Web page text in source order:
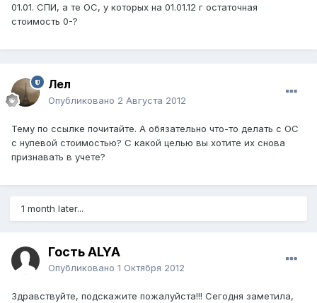
01.01. СПИ, а те ОС, у которых на 01.01.12 г остаточная
стоимость 0-?
Лел
Опубликовано 2 Августа 2012
Тему по ссылке почитайте. А обязательно что-то делать с ОС
с нулевой стоимостью? С какой целью вы хотите их снова
признавать в учете?
1 month later...
Гость ALYA
Опубликовано 1 Октября 2012
Здравствуйте, подскажите пожалуйста!!! Сегодня заметила,